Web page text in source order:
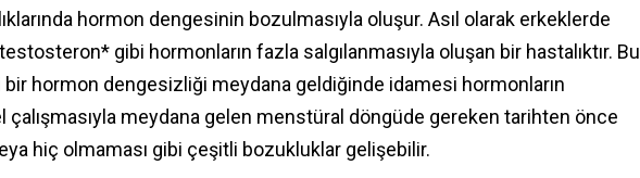
hormon dengesinin bozulmasıyla oluşur. Asıl olarak erkeklerde
gibi hormonların fazla salgılanmasıyla oluşan bir hastalıktır. Bu
bir hormon dengesizliği meydana geldiğinde idamesi hormonların
çalışmasıyla meydana gelen menstüral döngüde gereken tarihten önce
hiç olmaması gibi çeşitli bozukluklar gelişebilir.